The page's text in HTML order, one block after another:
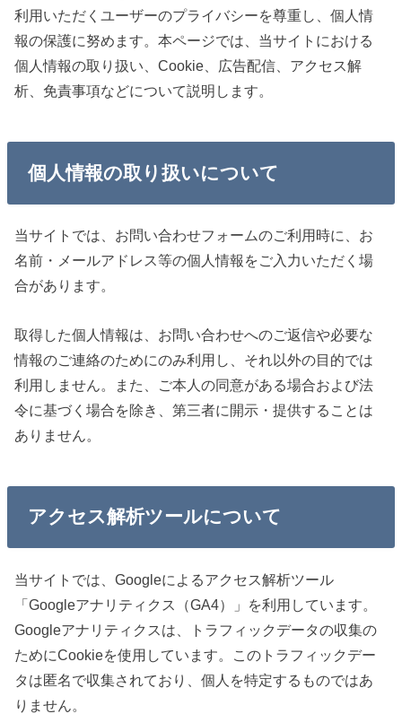
利用いただくユーザーのプライバシーを尊重し、個人情
報の保護に努めます。本ページでは、当サイトにおける
個人情報の取り扱い、Cookie、広告配信、アクセス解
析、免責事項などについて説明します。
個人情報の取り扱いについて
当サイトでは、お問い合わせフォームのご利用時に、お
名前・メールアドレス等の個人情報をご入力いただく場
合があります。
取得した個人情報は、お問い合わせへのご返信や必要な
情報のご連絡のためにのみ利用し、それ以外の目的では
利用しません。また、ご本人の同意がある場合および法
令に基づく場合を除き、第三者に開示・提供することは
ありません。
アクセス解析ツールについて
当サイトでは、Googleによるアクセス解析ツール
「Googleアナリティクス（GA4）」を利用しています。
Googleアナリティクスは、トラフィックデータの収集の
ためにCookieを使用しています。このトラフィックデー
タは匿名で収集されており、個人を特定するものではあ
りません。